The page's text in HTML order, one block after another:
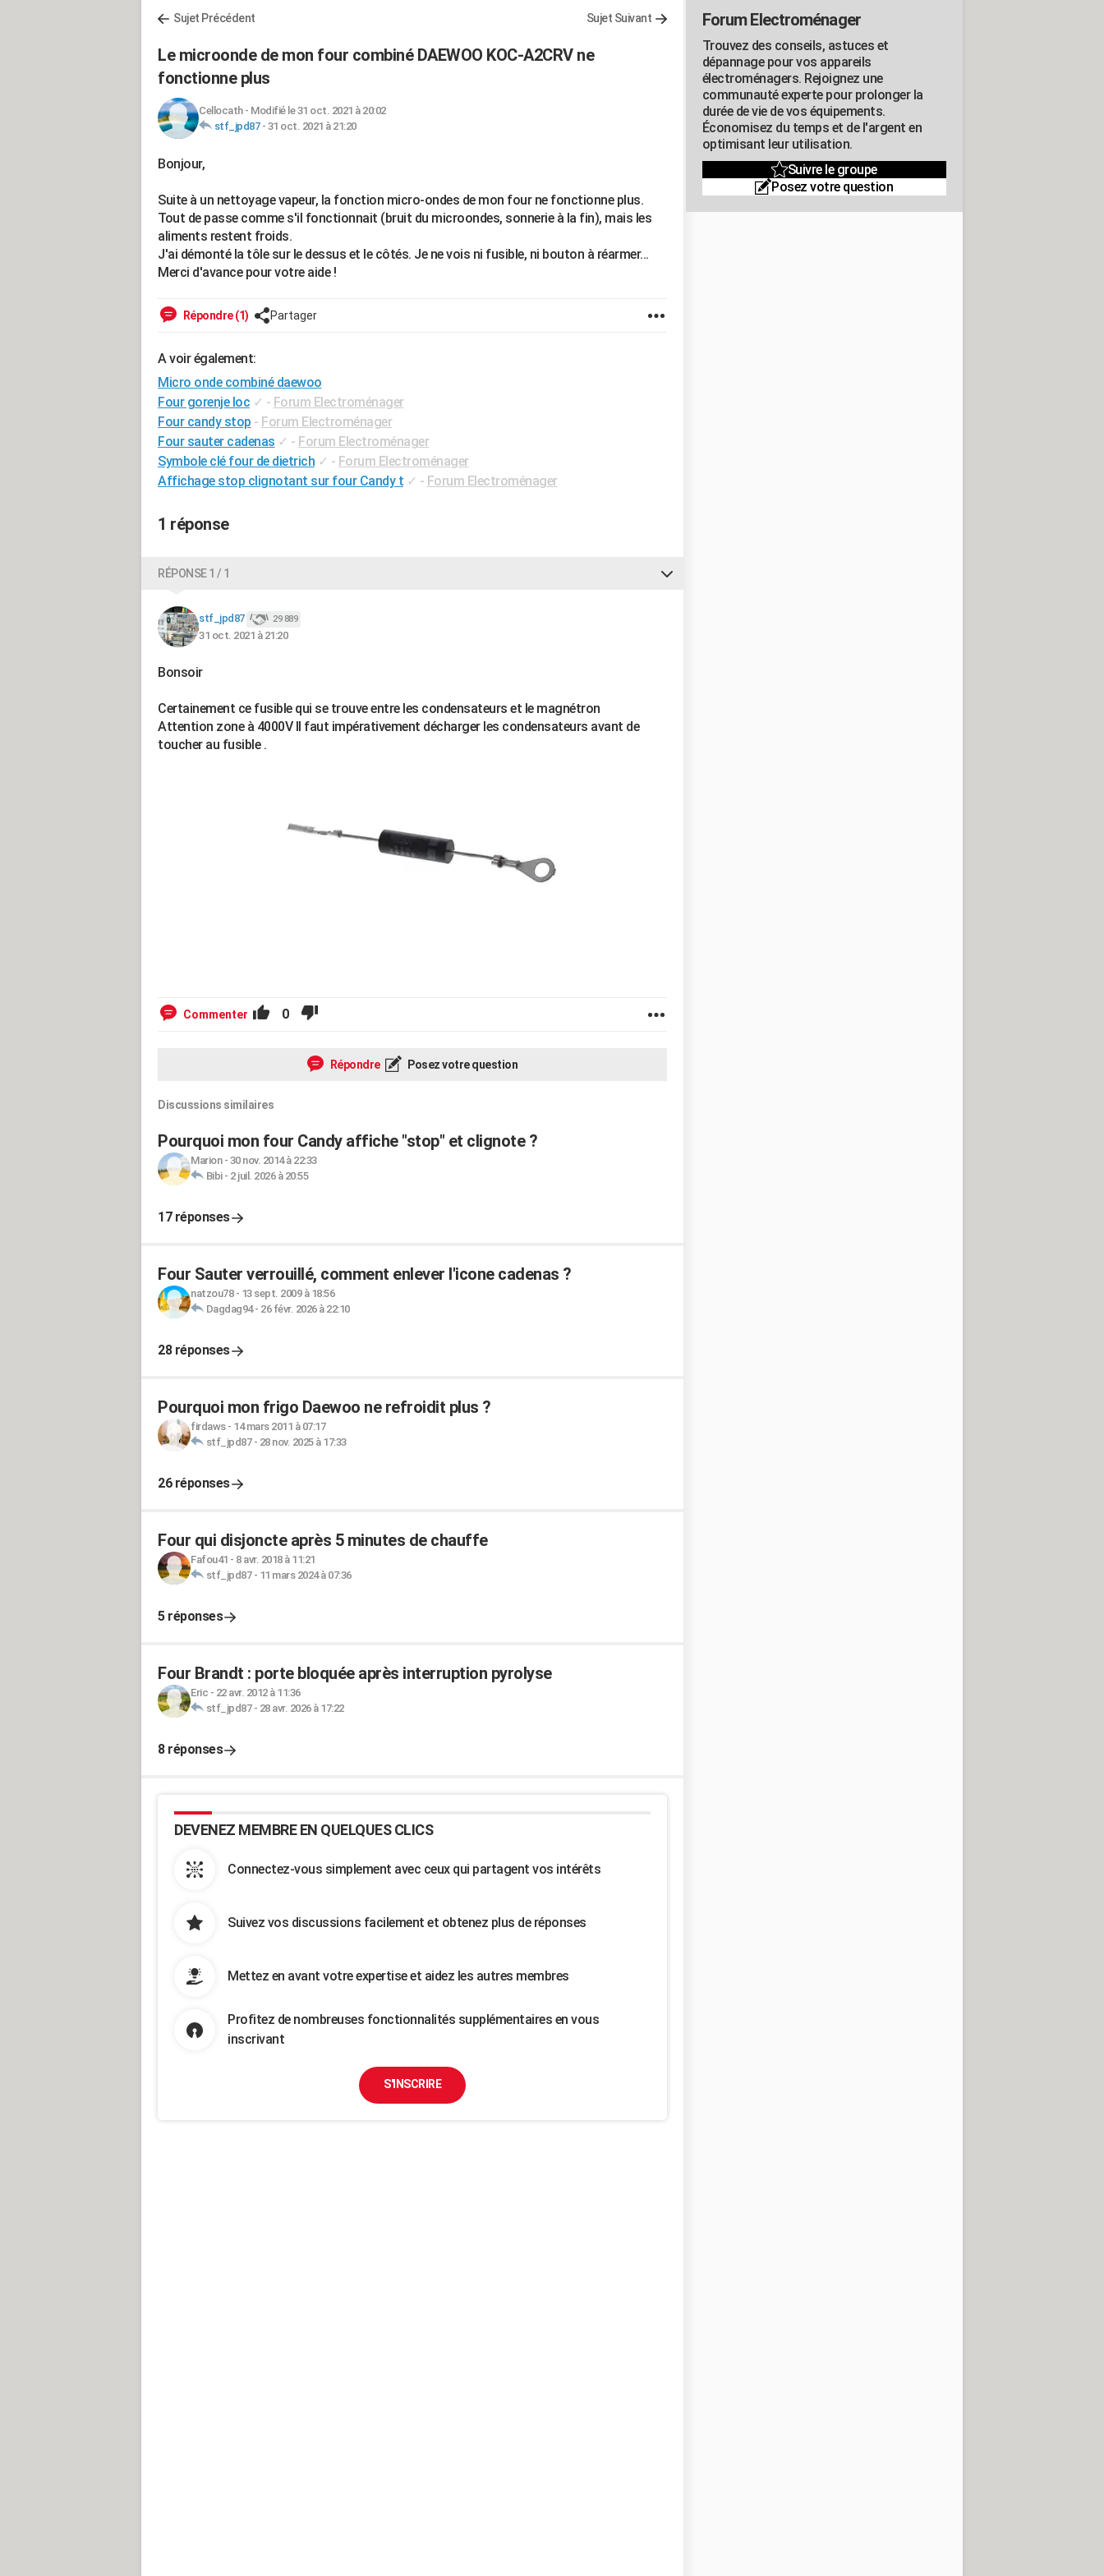
Sujet Précédent Sujet Suivant
Le microonde de mon four combiné DAEWOO KOC-A2CRV ne
fonctionne plus
Cellocath- Modifié le 31 oct. 2021 à 20:02
stf_jpd87- 31 oct. 2021 à 21:20
Bonjour,
Suite à un nettoyage vapeur, la fonction micro-ondes de mon four ne fonctionne plus.
Tout de passe comme s'il fonctionnait (bruit du microondes, sonnerie à la fin), mais les
aliments restent froids.
J'ai démonté la tôle sur le dessus et le côtés. Je ne vois ni fusible, ni bouton à réarmer...
Merci d'avance pour votre aide !
Répondre (1) Partager
A voir également:
Micro onde combiné daewoo
Four gorenje loc ✓ - Forum Electroménager
Four candy stop - Forum Electroménager
Four sauter cadenas ✓ - Forum Electroménager
Symbole clé four de dietrich ✓ - Forum Electroménager
Affichage stop clignotant sur four Candy t ✓ - Forum Electroménager
1 réponse
RÉPONSE 1 / 1
stf_jpd87 29 889
31 oct. 2021 à 21:20
Bonsoir
Certainement ce fusible qui se trouve entre les condensateurs et le magnétron
Attention zone à 4000V Il faut impérativement décharger les condensateurs avant de
toucher au fusible .
Commenter 0
Répondre Posez votre question
Discussions similaires
Pourquoi mon four Candy affiche "stop" et clignote ?
Marion- 30 nov. 2014 à 22:33
Bibi- 2 juil. 2026 à 20:55
17 réponses
Four Sauter verrouillé, comment enlever l'icone cadenas ?
natzou78- 13 sept. 2009 à 18:56
Dagdag94- 26 févr. 2026 à 22:10
28 réponses
Pourquoi mon frigo Daewoo ne refroidit plus ?
firdaws- 14 mars 2011 à 07:17
stf_jpd87- 28 nov. 2025 à 17:33
26 réponses
Four qui disjoncte après 5 minutes de chauffe
Fafou41 - 8 avr. 2018 à 11:21
stf_jpd87- 11 mars 2024 à 07:36
5 réponses
Four Brandt : porte bloquée après interruption pyrolyse
Eric - 22 avr. 2012 à 11:36
stf_jpd87- 28 avr. 2026 à 17:22
8 réponses
DEVENEZ MEMBRE EN QUELQUES CLICS
Connectez-vous simplement avec ceux qui partagent vos intérêts
Suivez vos discussions facilement et obtenez plus de réponses
Mettez en avant votre expertise et aidez les autres membres
Profitez de nombreuses fonctionnalités supplémentaires en vous
inscrivant
S'INSCRIRE
Forum Electroménager
Trouvez des conseils, astuces et
dépannage pour vos appareils
électroménagers. Rejoignez une
communauté experte pour prolonger la
durée de vie de vos équipements.
Économisez du temps et de l'argent en
optimisant leur utilisation.
Suivre le groupe
Posez votre question